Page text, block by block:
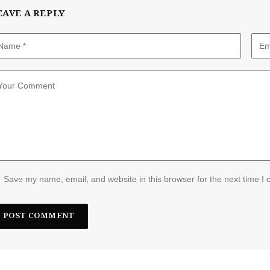
A REPLY
Save my name, email, and website in this browser for the next time I